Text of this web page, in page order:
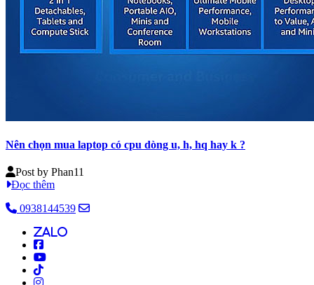
Nên chọn mua laptop có cpu dòng u, h, hq hay k ?
Post by Phan11
Đọc thêm
0938144539
alo